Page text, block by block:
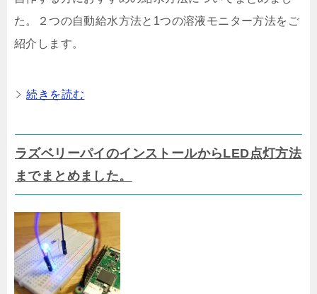
た。２つの自動給水方法と1つの溶液モニター方法をご
紹介します。
続きを読む
ラズベリーパイのインストールからLED点灯方法
までまとめました。